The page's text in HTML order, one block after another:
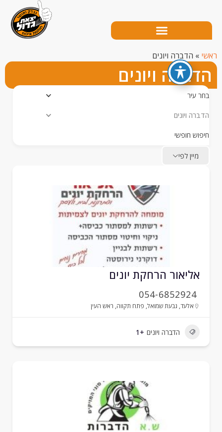
הדברה ויונים
ויונים
ויונים
חופשי
הרחקת יונים
054-6852924
גבעת שמואל,פתח תקווה,ראש העין
הדברה ויונים +1